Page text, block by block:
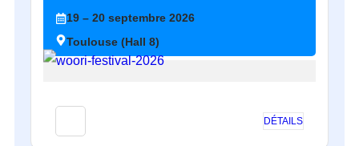
19 – 20 septembre 2026
Toulouse (Hall 8)
DÉTAILS